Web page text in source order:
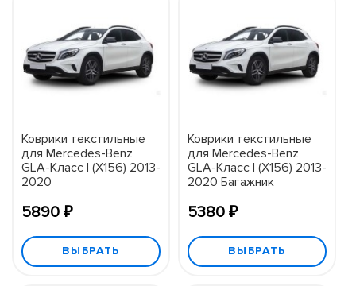
Коврики текстильные
для Mercedes-Benz
GLA-Класс I (X156) 2013-
2020
5890 ₽
ВЫБРАТЬ
Коврики текстильные
для Mercedes-Benz
GLA-Класс I (X156) 2013-
2020 Багажник
5380 ₽
ВЫБРАТЬ